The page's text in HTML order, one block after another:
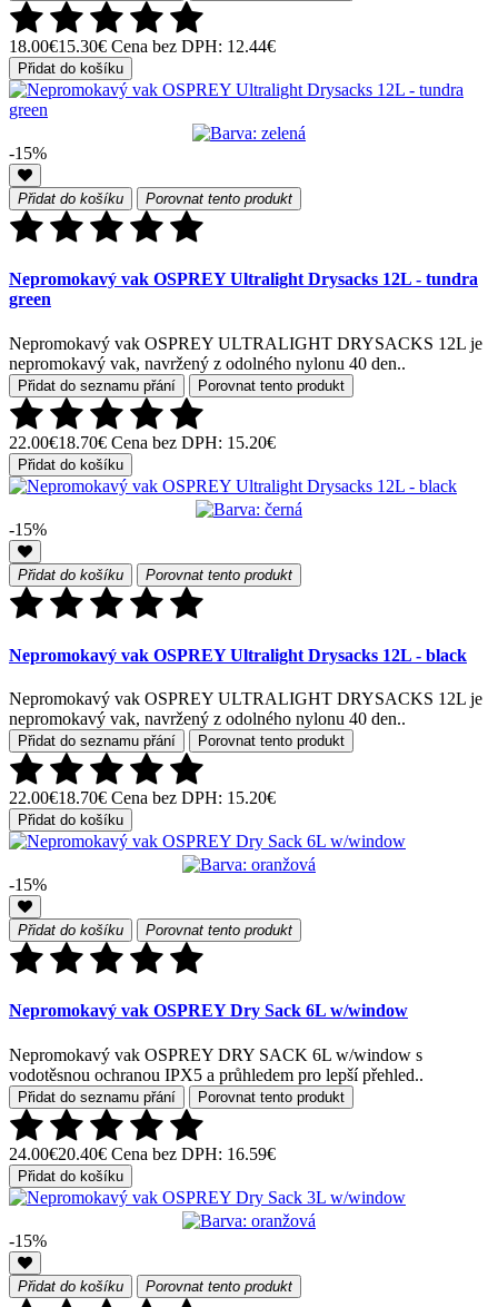
18.00€15.30€ Cena bez DPH: 12.44€
Přidat do košíku
-15%
Přidat do košíku Porovnat tento produkt
Nepromokavý vak OSPREY Ultralight Drysacks 12L - tundra
green
Nepromokavý vak OSPREY ULTRALIGHT DRYSACKS 12L je
nepromokavý vak, navržený z odolného nylonu 40 den..
Přidat do seznamu přání Porovnat tento produkt
22.00€18.70€ Cena bez DPH: 15.20€
Přidat do košíku
-15%
Přidat do košíku Porovnat tento produkt
Nepromokavý vak OSPREY Ultralight Drysacks 12L - black
Nepromokavý vak OSPREY ULTRALIGHT DRYSACKS 12L je
nepromokavý vak, navržený z odolného nylonu 40 den..
Přidat do seznamu přání Porovnat tento produkt
22.00€18.70€ Cena bez DPH: 15.20€
Přidat do košíku
-15%
Přidat do košíku Porovnat tento produkt
Nepromokavý vak OSPREY Dry Sack 6L w/window
Nepromokavý vak OSPREY DRY SACK 6L w/window s
vodotěsnou ochranou IPX5 a průhledem pro lepší přehled..
Přidat do seznamu přání Porovnat tento produkt
24.00€20.40€ Cena bez DPH: 16.59€
Přidat do košíku
-15%
Přidat do košíku Porovnat tento produkt